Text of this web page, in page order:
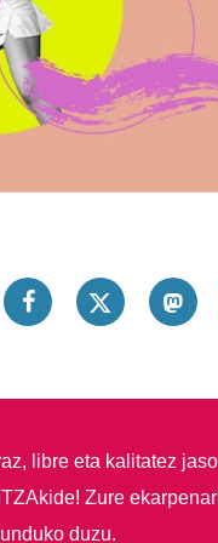
libre eta kalitatez
Zure
duzu.